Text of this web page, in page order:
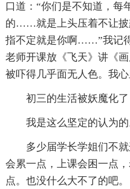
口道：“你们是不知道，每
的……就是上头压着不让
指不定就是你啊……”我记
老师开课放《飞天》讲《
被吓得几乎面无人色。我
初三的生活被妖魔化了
我是这么坚定的认为的
多少届学长学姐们不
会累一点，上课会困一点
点。也没什么大不了的吧。